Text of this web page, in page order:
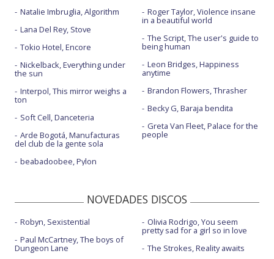
Natalie Imbruglia, Algorithm
Lana Del Rey, Stove
Tokio Hotel, Encore
Nickelback, Everything under
the sun
Interpol, This mirror weighs a
ton
Soft Cell, Danceteria
Arde Bogotá, Manufacturas
del club de la gente sola
beabadoobee, Pylon
Roger Taylor, Violence insane
in a beautiful world
The Script, The user's guide to
being human
Leon Bridges, Happiness
anytime
Brandon Flowers, Thrasher
Becky G, Baraja bendita
Greta Van Fleet, Palace for the
people
NOVEDADES DISCOS
Robyn, Sexistential
Paul McCartney, The boys of
Dungeon Lane
Olivia Rodrigo, You seem
pretty sad for a girl so in love
The Strokes, Reality awaits